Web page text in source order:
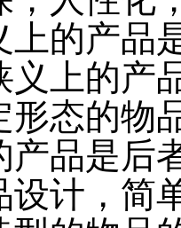
产品是
义上的产
形态的物
产品是后
设计，简